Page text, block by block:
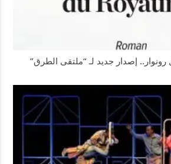
رونوار.. إصدار جديد لـ “ملتقى الطرق”